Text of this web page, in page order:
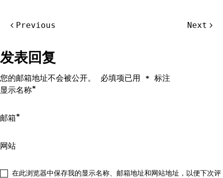
航
Previous Next
发表回复
您的邮箱地址不会被公开。 必填项已用 * 标注
显示名称*
邮箱*
网站
在此浏览器中保存我的显示名称、邮箱地址和网站地址，以便下次评